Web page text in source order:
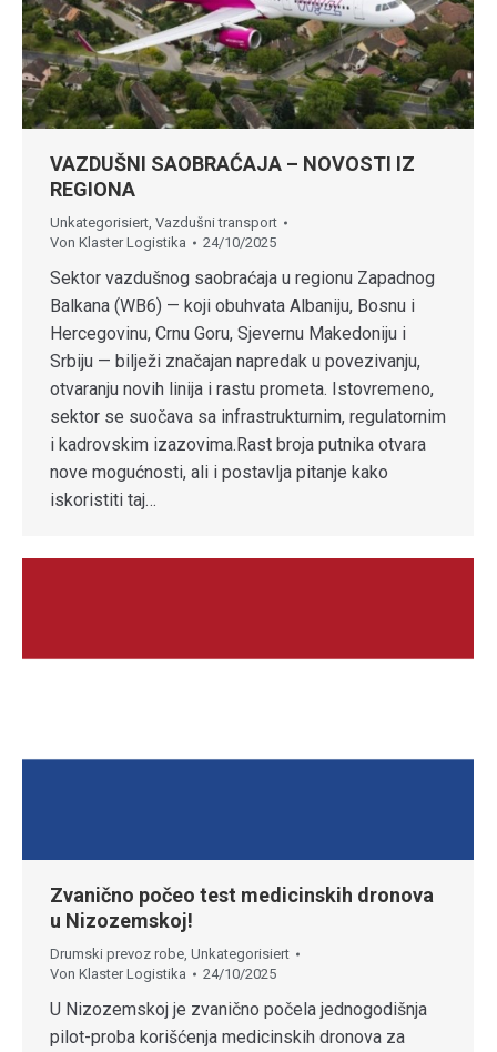
VAZDUŠNI SAOBRAĆAJA – NOVOSTI IZ
REGIONA
Unkategorisiert Vazdušni transport
Von Klaster Logistika 24/10/2025
Sektor vazdušnog saobraćaja u regionu Zapadnog
Balkana (WB6) — koji obuhvata Albaniju, Bosnu i
Hercegovinu, Crnu Goru, Sjevernu Makedoniju i
Srbiju — bilježi značajan napredak u povezivanju,
otvaranju novih linija i rastu prometa. Istovremeno,
sektor se suočava sa infrastrukturnim, regulatornim
i kadrovskim izazovima.Rast broja putnika otvara
nove mogućnosti, ali i postavlja pitanje kako
iskoristiti taj…
Zvanično počeo test medicinskih dronova
u Nizozemskoj!
Drumski prevoz robe Unkategorisiert
Von Klaster Logistika 24/10/2025
U Nizozemskoj je zvanično počela jednogodišnja
pilot-proba korišćenja medicinskih dronova za